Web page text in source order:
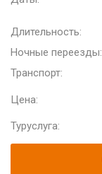
Длительность:
Ночные переезды:
Транспорт:
Цена:
Туруслуга: